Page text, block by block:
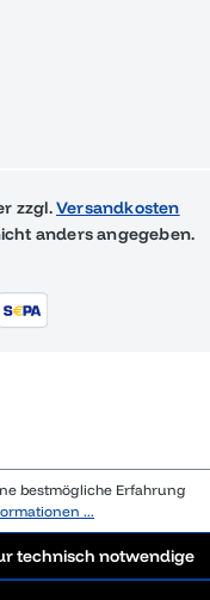
zzgl.Versandkosten
anders angegeben.
bestmögliche Erfahrung
...
technisch notwendige